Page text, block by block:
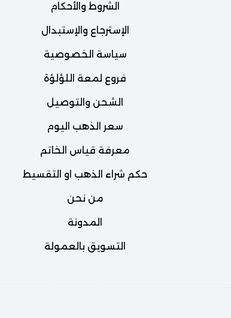
الشروط والأحكام
الإسترجاع والإستبدال
سياسة الخصوصية
فروع لمعة اللؤلؤة
الشحن والتوصيل
سعر الذهب اليوم
معرفة قياس الخاتم
حكم شراء الذهب او التقسيط
من نحن
المدونة
التسويق بالعمولة